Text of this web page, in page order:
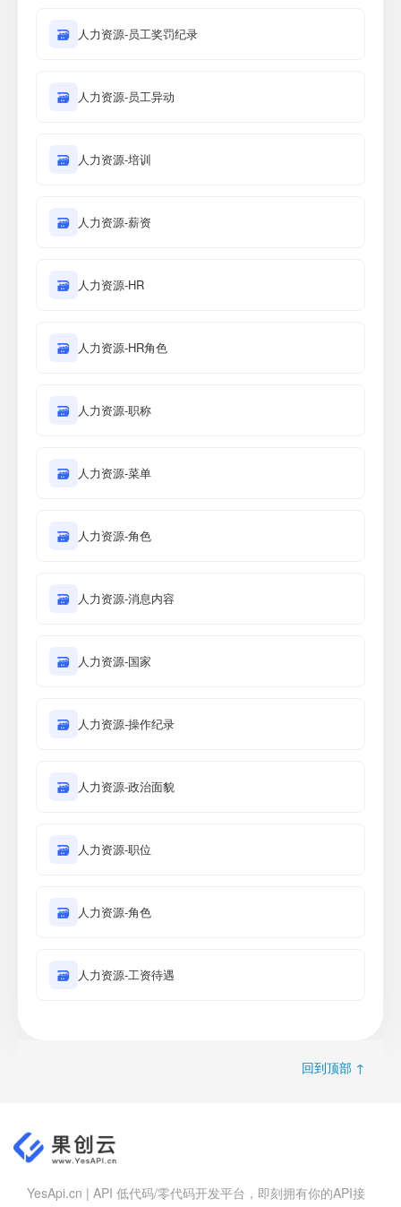
🗃 人力资源-员工奖罚纪录
🗃 人力资源-员工异动
🗃 人力资源-培训
🗃 人力资源-薪资
🗃 人力资源-HR
🗃 人力资源-HR角色
🗃 人力资源-职称
🗃 人力资源-菜单
🗃 人力资源-角色
🗃 人力资源-消息内容
🗃 人力资源-国家
🗃 人力资源-操作纪录
🗃 人力资源-政治面貌
🗃 人力资源-职位
🗃 人力资源-角色
🗃 人力资源-工资待遇
回到顶部 ↑
YesApi.cn | API 低代码/零代码开发平台，即刻拥有你的API接